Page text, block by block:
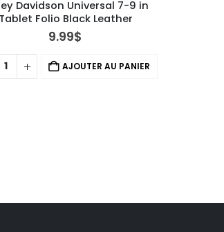
Davidson Universal 7-9 in
Tablet Folio Black Leather
9.99$
AJOUTER AU PANIER